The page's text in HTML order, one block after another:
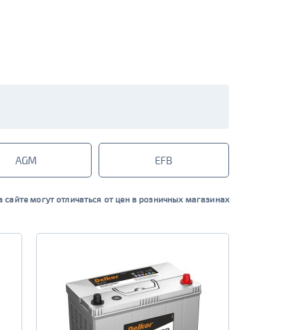
AGM EFB
сайте могут отличаться от цен в розничных магазинах